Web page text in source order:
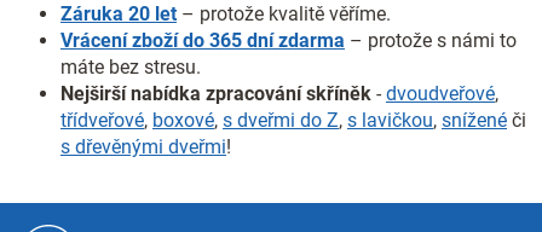
Záruka 20 let – protože kvalitě věříme.
Vrácení zboží do 365 dní zdarma – protože s námi to
máte bez stresu.
Nejširší nabídka zpracování skříněk - dvoudveřové,
třídveřové, boxové, s dveřmi do Z, s lavičkou, snížené či
s dřevěnými dveřmi!